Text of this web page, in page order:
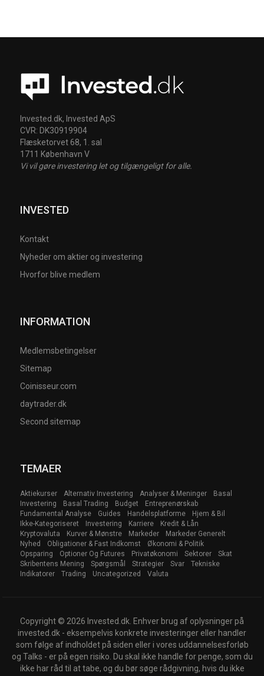
Invested.dk, Invested ApS
CVR: DK30919904
Flæsketorvet 68, 1. sal
1711 København V
Vi vil gøre investering let og tilgængeligt for alle.
INVESTED
Kontakt
Nyheder om aktier og investering
Hvorfor blive medlem
INFORMATION
Medlemsbetingelser
Sitemap
Coinisseur.com
daytrader.dk
Second sitemap
TEMAER
Aktiekurser Alternativ Investering Analyser & Meninger
Basal
Investering
Basal Trading Budget
Entreprenørskab
Fundamental Analyse
Guides Handelsplatforme
Hjem & Bil
Ikke-Kategoriseret
Investering Karriere
Kredit & Lån
Kryptovaluta
Kurver & Mønstre Markeder
Markeder Generelt
Nyhed
Obligationer & Fast Indkomst
Økonomi & Politik
Opsparing
Optioner Og Futures Privatøkonomi Sektorer
Skat
Skribentens Mening
Spørgsmål Strategier Svar
Tekniske
Indikatorer
Trading Uncategorized Valuta
Copyright © 2026 Invested.dk. Enhver brug af oplysninger på
invested.dk - eksempelvis konkrete investeringer eller handler
som følge af indholdet på siden eller i vores uddannelsesforløb
og Talks - er på egen risiko. Du skal ikke handle for penge, som du
ikke har råd til at tabe, og du bør søge rådgivning, hvis du ikke